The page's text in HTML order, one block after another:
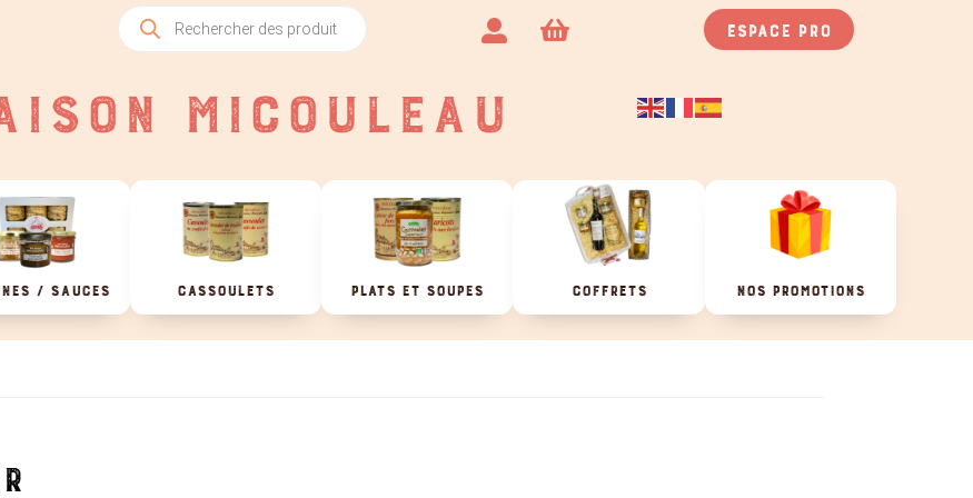
Recherche
produits
  Espace pro
MICOULEAU
/ SAUCES CASSOULETS PLATS ET SOUPES COFFRETS NOS PROMOTIONS